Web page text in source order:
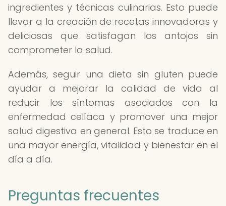
ingredientes y técnicas culinarias. Esto puede
llevar a la creación de recetas innovadoras y
deliciosas que satisfagan los antojos sin
comprometer la salud.
Además, seguir una dieta sin gluten puede
ayudar a mejorar la calidad de vida al
reducir los síntomas asociados con la
enfermedad celíaca y promover una mejor
salud digestiva en general. Esto se traduce en
una mayor energía, vitalidad y bienestar en el
día a día.
Preguntas frecuentes